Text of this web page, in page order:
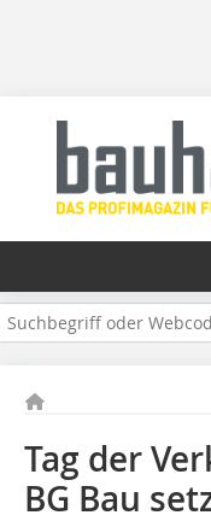
Tag der
BG Bau